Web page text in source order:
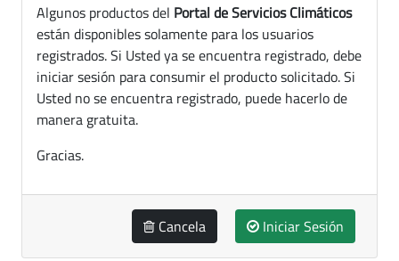
Algunos productos del Portal de Servicios Climáticos
están disponibles solamente para los usuarios
registrados. Si Usted ya se encuentra registrado, debe
iniciar sesión para consumir el producto solicitado. Si
Usted no se encuentra registrado, puede hacerlo de
manera gratuita.
Gracias.
Cancela Iniciar Sesión